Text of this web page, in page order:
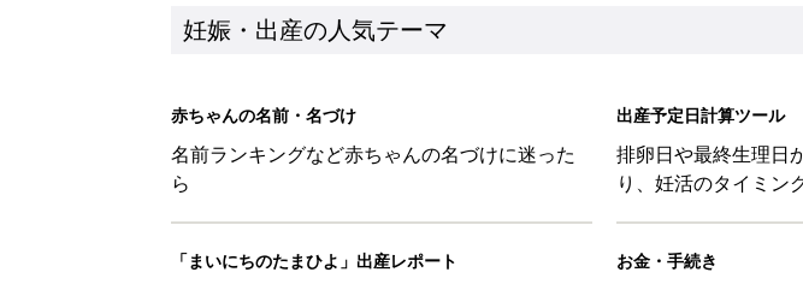
妊娠・出産の人気テーマ
赤ちゃんの名前・名づけ
名前ランキングなど赤ちゃんの名づけに迷った
ら
出産予定日計算ツール
排卵日や最終生理日
り、妊活のタイミン
「まいにちのたまひよ」出産レポート お金・手続き